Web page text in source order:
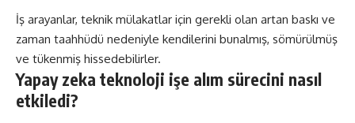
İş arayanlar, teknik mülakatlar için gerekli olan artan baskı ve
zaman taahhüdü nedeniyle kendilerini bunalmış, sömürülmüş
ve tükenmiş hissedebilirler.
Yapay zeka teknoloji işe alım sürecini nasıl
etkiledi?